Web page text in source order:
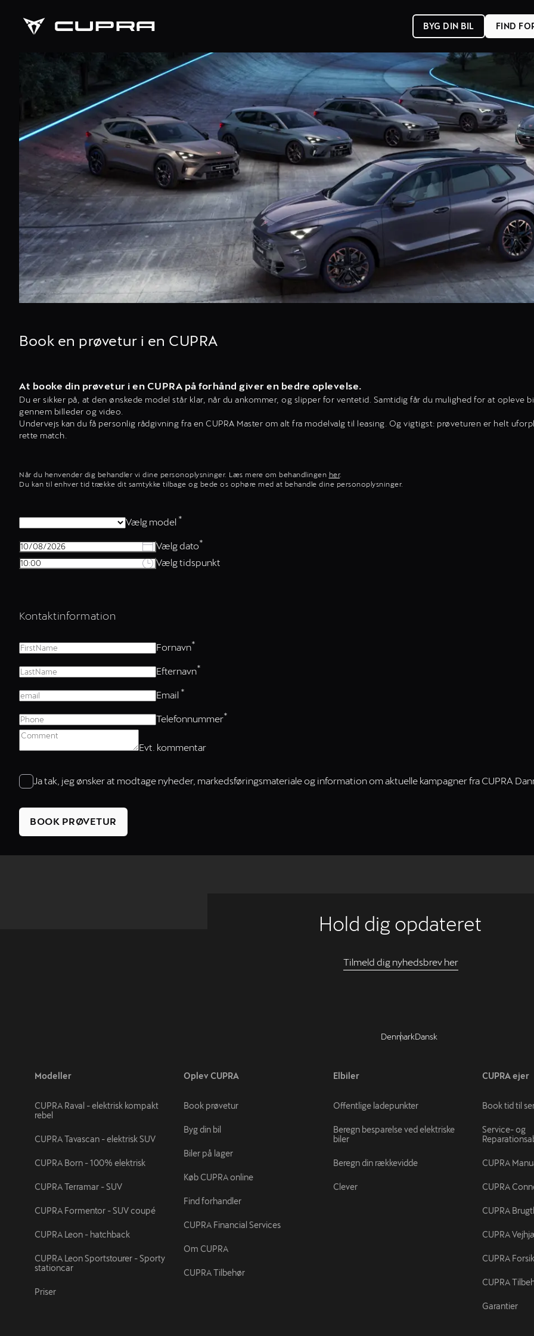
BYG DIN BIL FIND
Book en prøvetur i en CUPRA
At booke din prøvetur i en CUPRA på forhånd giver en bedre oplevelse.
Du er sikker på, at den ønskede model står klar, når du ankommer, og slipper for ventetid. Samtidig får du mulighed for at opleve
gennem billeder og video.
Undervejs kan du få personlig rådgivning fra en CUPRA Master om alt fra modelvalg til leasing. Og vigtigst: prøveturen er helt
rette match.
Når du henvender dig behandler vi dine personoplysninger. Læs mere om behandlingen her.
Du kan til enhver tid trække dit samtykke tilbage og bede os ophøre med at behandle dine personoplysninger.
Vælg model *
Vælg dato*
Vælg tidspunkt
Kontaktinformation
Fornavn*
Efternavn*
Email *
Telefonnummer*
Evt. kommentar
Ja tak, jeg ønsker at modtage nyheder, markedsføringsmateriale og information ​om aktuelle kampagner fra CUPRA
BOOK PRØVETUR
Hold dig opdateret
Tilmeld dig nyhedsbrev her
DenmarkDansk
Modeller
CUPRA Raval - elektrisk kompakt
rebel
CUPRA Tavascan - elektrisk SUV
CUPRA Born - 100% elektrisk
CUPRA Terramar - SUV
CUPRA Formentor - SUV coupé
CUPRA Leon - hatchback
CUPRA Leon Sportstourer - Sporty
stationcar
Priser
Oplev CUPRA
Book prøvetur
Byg din bil
Biler på lager
Køb CUPRA online
Find forhandler
CUPRA Financial Services
Om CUPRA
CUPRA Tilbehør
Elbiler
Offentlige ladepunkter
Beregn besparelse ved elektriske
biler
Beregn din rækkevidde
Clever
CUPRA ejer
Book tid til
Service- og
CUPRA
CUPRA
CUPRA
CUPRA
CUPRA
CUPRA
Garantier